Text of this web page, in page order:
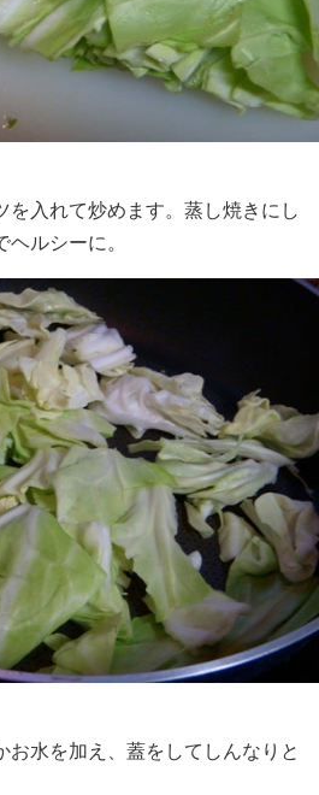
入れて炒めます。蒸し焼きにし
ルシーに。
水を加え、蓋をしてしんなりと